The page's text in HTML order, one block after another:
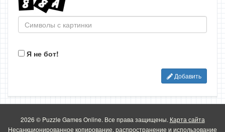
Я не бот!
Добавить
2026 © Puzzle Games Online. Все права защищены. Карта сайта
Несанкционированное копирование, распространение и использование